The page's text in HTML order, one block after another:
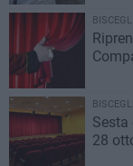
Sesta
28